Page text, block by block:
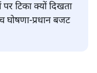
टिका क्यों दिखता
प्रधान बजट